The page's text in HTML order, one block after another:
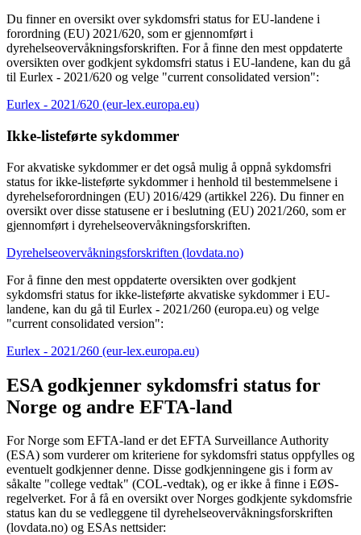
Du finner en oversikt over sykdomsfri status for EU-landene i
forordning (EU) 2021/620, som er gjennomført i
dyrehelseovervåkningsforskriften. For å finne den mest oppdaterte
oversikten over godkjent sykdomsfri status i EU-landene, kan du gå
til Eurlex - 2021/620 og velge "current consolidated version":
Eurlex - 2021/620 (eur-lex.europa.eu)
Ikke-listeførte sykdommer
For akvatiske sykdommer er det også mulig å oppnå sykdomsfri
status for ikke-listeførte sykdommer i henhold til bestemmelsene i
dyrehelseforordningen (EU) 2016/429 (artikkel 226). Du finner en
oversikt over disse statusene er i beslutning (EU) 2021/260, som er
gjennomført i dyrehelseovervåkningsforskriften.
Dyrehelseovervåkningsforskriften (lovdata.no)
For å finne den mest oppdaterte oversikten over godkjent
sykdomsfri status for ikke-listeførte akvatiske sykdommer i EU-
landene, kan du gå til Eurlex - 2021/260 (europa.eu) og velge
"current consolidated version":
Eurlex - 2021/260 (eur-lex.europa.eu)
ESA godkjenner sykdomsfri status for
Norge og andre EFTA-land
For Norge som EFTA-land er det EFTA Surveillance Authority
(ESA) som vurderer om kriteriene for sykdomsfri status oppfylles og
eventuelt godkjenner denne. Disse godkjenningene gis i form av
såkalte "college vedtak" (COL-vedtak), og er ikke å finne i EØS-
regelverket. For å få en oversikt over Norges godkjente sykdomsfrie
status kan du se vedleggene til dyrehelseovervåkningsforskriften
(lovdata.no) og ESAs nettsider: